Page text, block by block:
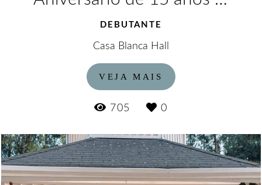
DEBUTANTE
Casa Blanca Hall
VEJA MAIS
705 0